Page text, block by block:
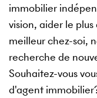
immobilier
vision, aider le
meilleur chez-soi,
recherche de
Souhaitez-vous
d'agent